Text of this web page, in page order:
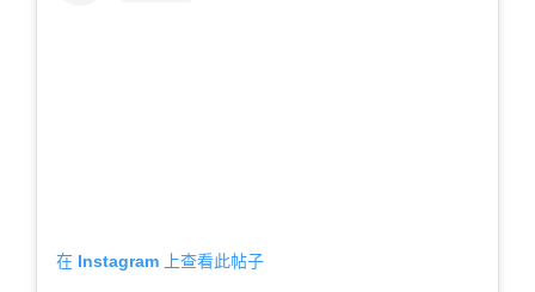
在 Instagram 上查看此帖子